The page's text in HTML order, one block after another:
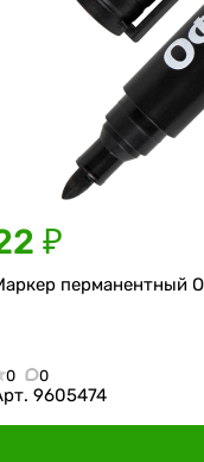
₽
перманентный
0 0
9605474